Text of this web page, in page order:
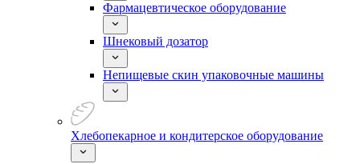
Фармацевтическое оборудование
Шнековый дозатор
Непищевые скин упаковочные машины
Хлебопекарное и кондитерское оборудование